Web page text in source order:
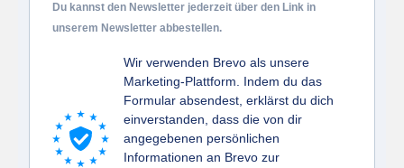
Du kannst den Newsletter jederzeit über den Link in
unserem Newsletter abbestellen.
Wir verwenden Brevo als unsere
Marketing-Plattform. Indem du das
Formular absendest, erklärst du dich
einverstanden, dass die von dir
angegebenen persönlichen
Informationen an Brevo zur